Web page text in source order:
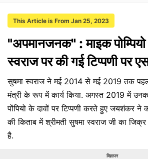
This Article is From Jan 25, 2023
"अपमानजनक" : माइक
स्‍वराज पर की गई टिप्‍पणी पर
सुषमा स्वराज ने मई 2014 से मई 2019 तक
मंत्री के रूप में कार्य किया. अगस्त 2019 में
पोंपियो के दावों पर टिप्पणी करते हुए जयशंकर ने
की किताब में श्रीमती सुषमा स्वराज जी का
है.
विज्ञापन